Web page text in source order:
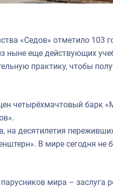
«Седов» отметило 103
ныне еще действующих
практику, чтобы
четырёхмачтовый барк
десятилетия
В мире сегодня не
мира – заслуга